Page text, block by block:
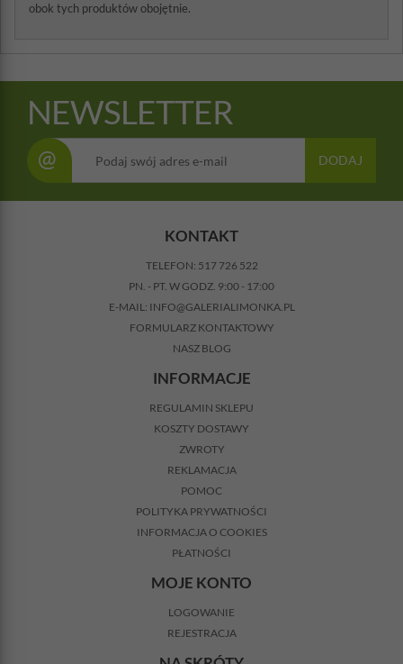
obok tych produktów obojętnie.
NEWSLETTER
@ DODAJ
KONTAKT
TELEFON: 517 726 522
PN. - PT. W GODZ. 9:00 - 17:00
E-MAIL: INFO@GALERIALIMONKA.PL
FORMULARZ KONTAKTOWY
NASZ BLOG
INFORMACJE
REGULAMIN SKLEPU
KOSZTY DOSTAWY
ZWROTY
REKLAMACJA
POMOC
POLITYKA PRYWATNOŚCI
INFORMACJA O COOKIES
PŁATNOŚCI
MOJE KONTO
LOGOWANIE
REJESTRACJA